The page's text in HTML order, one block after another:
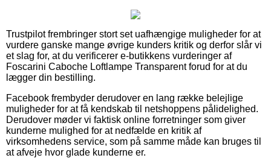
Trustpilot frembringer stort set uafhængige muligheder for at
vurdere ganske mange øvrige kunders kritik og derfor slår vi
et slag for, at du verificerer e-butikkens vurderinger af
Foscarini Caboche Loftlampe Transparent forud for at du
lægger din bestilling.
Facebook frembyder derudover en lang række belejlige
muligheder for at få kendskab til netshoppens pålidelighed.
Derudover møder vi faktisk online forretninger som giver
kunderne mulighed for at nedfælde en kritik af
virksomhedens service, som på samme måde kan bruges til
at afveje hvor glade kunderne er.